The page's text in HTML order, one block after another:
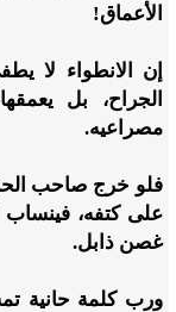
الأعماق!
إن الانطواء لا
الجراح، بل
مصراعيه.
فلو خرج صاحب
على كتفه،
غصن ذابل.
ورب كلمة حانية